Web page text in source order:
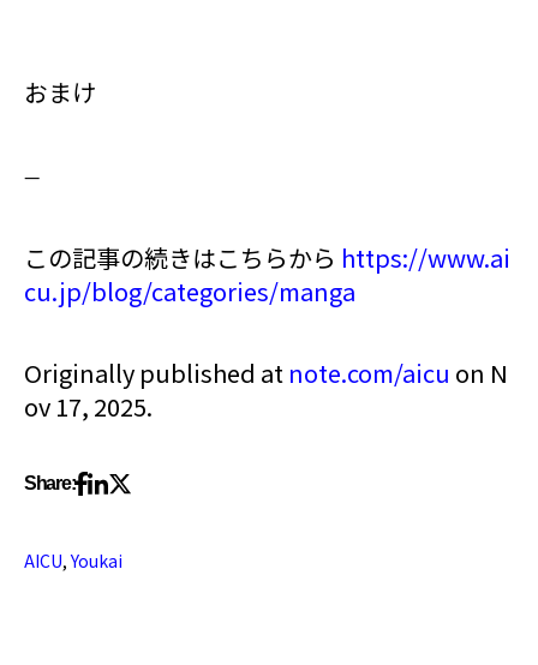
おまけ
—
この記事の続きはこちらから https://www.ai
cu.jp/blog/categories/manga
Originally published at note.com/aicu on N
ov 17, 2025.
Share:
AICU,Youkai